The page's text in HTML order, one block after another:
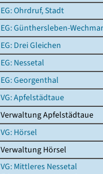
EG: Ohrdruf, Stadt
EG: Günthersleben-Wechmar
EG: Drei Gleichen
EG: Nessetal
EG: Georgenthal
VG: Apfelstädtaue
Verwaltung Apfelstädtaue
VG: Hörsel
Verwaltung Hörsel
VG: Mittleres Nessetal